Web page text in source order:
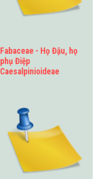
Fabaceae - Họ Đậu, họ
phụ Điệp
Caesalpinioideae